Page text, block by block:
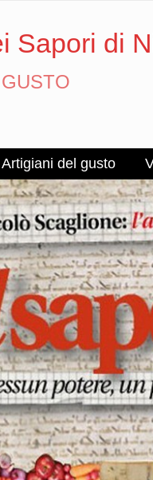
Sapori di
Artigiani del gusto